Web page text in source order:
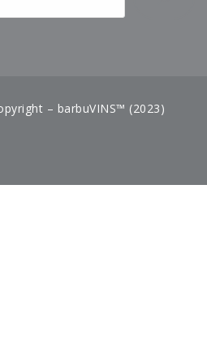
– barbuVINS™ (2023)